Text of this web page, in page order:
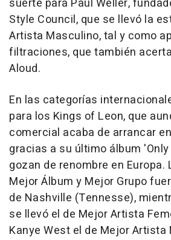
suerte para Paul Weller,
Style Council, que se llevó la
Artista Masculino, tal y como
filtraciones, que también
Aloud.
En las categorías
para los Kings of Leon, que
comercial acaba de arrancar
gracias a su último álbum
gozan de renombre en Europa.
Mejor Álbum y Mejor Grupo
de Nashville (Tennesse),
se llevó el de Mejor Artista
Kanye West el de Mejor Artista